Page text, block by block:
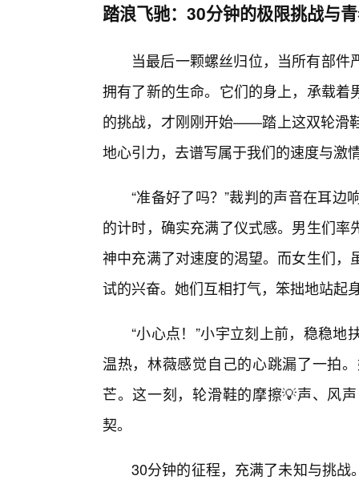
踏浪飞驰：30分钟的极限挑战与
当最后一颗螺丝归位，当所有部
拥有了新的生命。它们的身上，承载
的挑战，才刚刚开始——踏上这双轮滑
地心引力，去谱写属于我们的速度与激
“准备好了吗？”裁判的声音在耳
的计时，确实充满了仪式感。男生们
神中充满了对速度的渴望。而女生们
试的兴奋。她们互相打气，笨拙地站起
“小心点！”小宇立刻上前，稳稳
温热，林薇感觉自己的心跳漏了一拍
芒。这一刻，轮滑鞋的摩擦💡声、风
契。
30分钟的征程，充满了未知与挑